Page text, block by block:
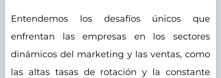
Entendemos los desafíos únicos que
enfrentan las empresas en los sectores
dinámicos del marketing y las ventas, como
las altas tasas de rotación y la constante